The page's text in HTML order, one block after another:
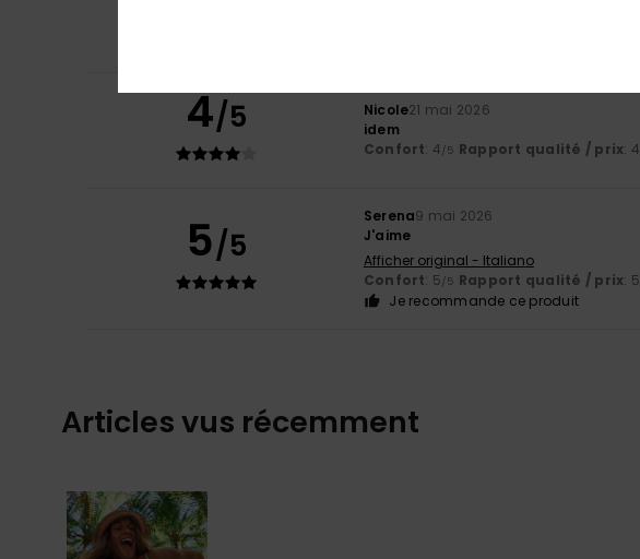
4/5 Nicole21 mai 2026
idem
Confort: 4/5 Rapport qualité / prix: 4
5/5
Serena9 mai 2026
J'aime
Afficher original - Italiano
Confort: 5/5 Rapport qualité / prix: 5
Je recommande ce produit
Articles vus récemment